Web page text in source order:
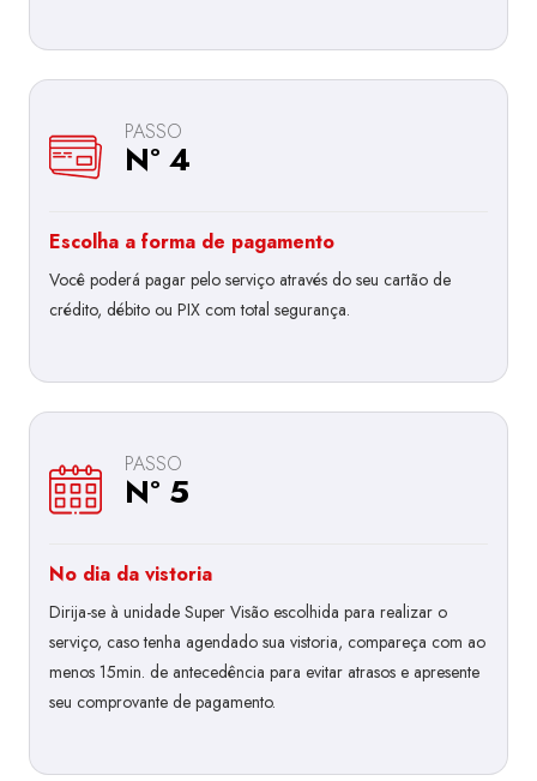
PASSO
Nº 4
Escolha a forma de pagamento
Você poderá pagar pelo serviço através do seu cartão de
crédito, débito ou PIX com total segurança.
PASSO
Nº 5
No dia da vistoria
Dirija-se à unidade Super Visão escolhida para realizar o
serviço, caso tenha agendado sua vistoria, compareça com ao
menos 15min. de antecedência para evitar atrasos e apresente
seu comprovante de pagamento.